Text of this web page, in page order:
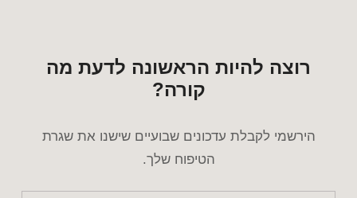
רוצה להיות הראשונה לדעת מה
קורה?
הירשמי לקבלת עדכונים שבועיים שישנו את שגרת
הטיפוח שלך.